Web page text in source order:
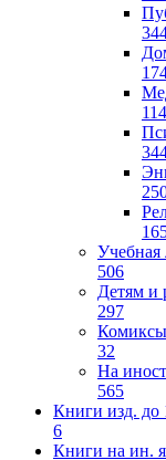
114
Учебная
506
Детям и
297
32
На
565
Книги изд. до
6
Книги на ин.